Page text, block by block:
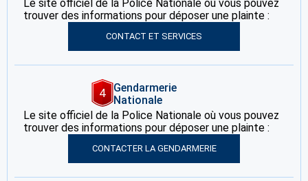
Le site officiel de la Police Nationale où vous pouvez
trouver des informations pour déposer une plainte :
CONTACT ET SERVICES
4
Gendarmerie
Nationale
Le site officiel de la Police Nationale où vous pouvez
trouver des informations pour déposer une plainte :
CONTACTER LA GENDARMERIE